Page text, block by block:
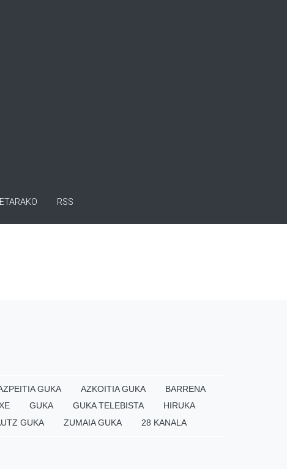
RSS
GUKA AZKOITIA GUKA
BARRENA
GUKA GUKA TELEBISTA
HIRUKA
GUKA ZUMAIA GUKA 28 KANALA